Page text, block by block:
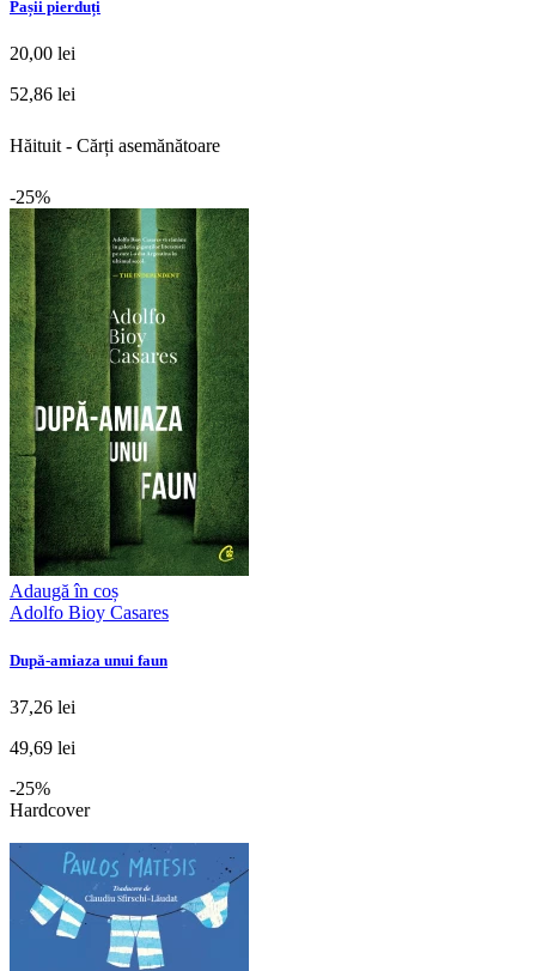
Pașii pierduți
20,00 lei
52,86 lei
Hăituit - Cărți asemănătoare
-25%
Adaugă în coș
Adolfo Bioy Casares
După-amiaza unui faun
37,26 lei
49,69 lei
-25%
Hardcover